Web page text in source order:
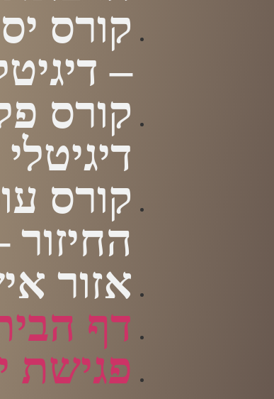
קורס
–
קורס
קורס
החיזור
אזור
דף
פגישת